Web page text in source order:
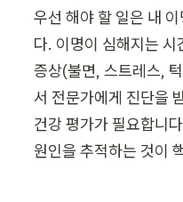
우선 해야 할 일은 내
다. 이명이 심해지는
증상(불면, 스트레스,
서 전문가에게 진단을
건강 평가가 필요합니
원인을 추적하는 것이